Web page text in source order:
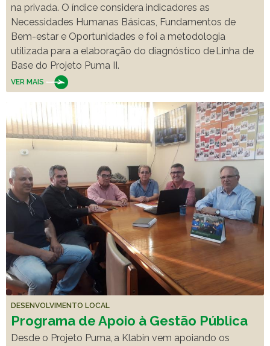
na privada. O índice considera indicadores as
Necessidades Humanas Básicas, Fundamentos de
Bem-estar e Oportunidades e foi a metodologia
utilizada para a elaboração do ​diagnóstico de Linha de
Base do Projeto Puma II.
VER MAIS
DESENVOLVIMENTO LOCAL
Programa de Apoio à Gestão Pública
Desde o Projeto Puma, a Klabin vem apoiando os